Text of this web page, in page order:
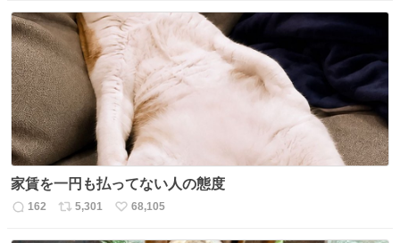
数
ス
ト
数
ね
数
家賃を一円も払ってない人の態度
返
162
リ
5,301
い
68,105